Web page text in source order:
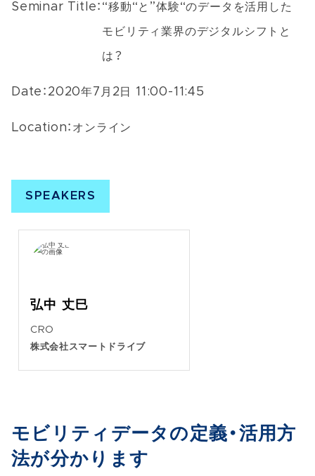
Seminar Title： “移動“と”体験“のデータを活用した
モビリティ業界のデジタルシフトと
は？
Date： 2020年7月2日 11:00-11:45
Location： オンライン
SPEAKERS
弘中 丈巳
CRO
株式会社スマートドライブ
モビリティデータの定義・活用方
法が分かります